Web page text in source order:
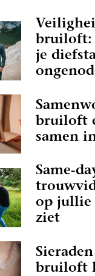
bruiloft:
je
bruiloft
samen
Same-
op jullie
ziet
bruiloft